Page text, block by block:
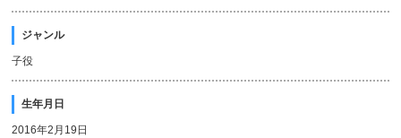
ジャンル
子役
生年月日
2016年2月19日